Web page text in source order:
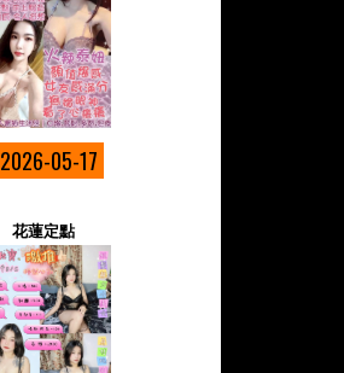
2026-05-17
花蓮定點